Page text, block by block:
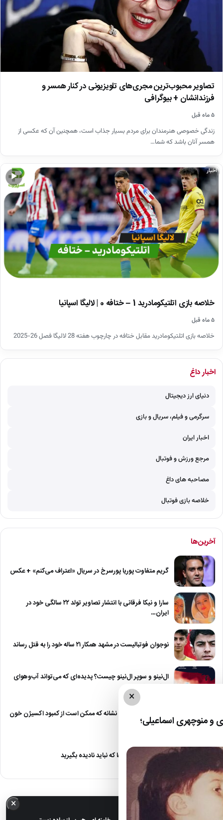
تصاویر محبوب‌ترین مجری‌های تلویزیونی در کنار همسر و
فرزندانشان + بیوگرافی
۵ ماه قبل
زندگی خصوصی هنرمندان برای مردم بسیار جذاب است، همچنین آن که عکسی از
همسر آنان باشد که شما…
▶
اخبار
خلاصه بازی اتلتیکومادرید 1 – ختافه 0 | لالیگا اسپانیا
۵ ماه قبل
خلاصه بازی اتلتیکومادرید مقابل ختافه در چارچوب هفته 28 لالیگا فصل 26-2025
اخبار داغ
دنیای ارز دیجیتال
سرگرمی و فیلم، سریال و بازی
اخبار ایران
مرجع ورزش و فوتبال
مصاحبه های داغ
خلاصه بازی فوتبال
آخرین‌ها
گریم متفاوت پوریا پورسرخ در سریال «اعتراف می‌کنم» + عکس
سارا و نیکا فرقانی با انتشار تصاویر تولد ۲۲ سالگی خود در
ایران…
نوجوان فوتبالیست در مشهد همکار ۲۱ ساله خود را به قتل رساند
ال‌نینو و سوپر ال‌نینو چیست؟ پدیده‌ای که می‌تواند آب‌وهوای
جهان را تغییر دهد
همیشه خسته‌اید؟ ۵ نشانه که ممکن است از کمبود اکسیژن خون
خبر بدهد
۴ علامت خطر در پاها که نباید نادیده بگیرید
×
منوچهری اسماعیلی؛
× خبر مهم